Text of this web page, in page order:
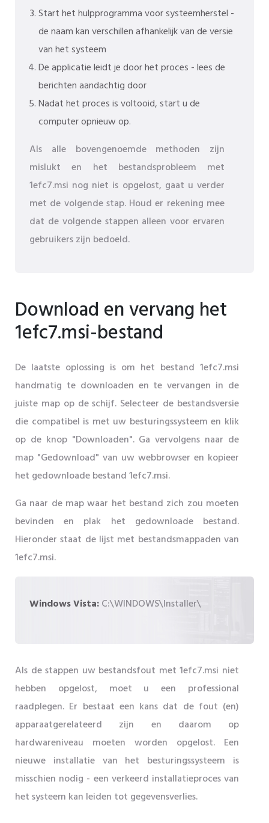
Start het hulpprogramma voor systeemherstel -
de naam kan verschillen afhankelijk van de versie
van het systeem
De applicatie leidt je door het proces - lees de
berichten aandachtig door
Nadat het proces is voltooid, start u de
computer opnieuw op.
Als alle bovengenoemde methoden zijn
mislukt en het bestandsprobleem met
1efc7.msi nog niet is opgelost, gaat u verder
met de volgende stap. Houd er rekening mee
dat de volgende stappen alleen voor ervaren
gebruikers zijn bedoeld.
Download en vervang het
1efc7.msi-bestand
De laatste oplossing is om het bestand 1efc7.msi
handmatig te downloaden en te vervangen in de
juiste map op de schijf. Selecteer de bestandsversie
die compatibel is met uw besturingssysteem en klik
op de knop "Downloaden". Ga vervolgens naar de
map "Gedownload" van uw webbrowser en kopieer
het gedownloade bestand 1efc7.msi.
Ga naar de map waar het bestand zich zou moeten
bevinden en plak het gedownloade bestand.
Hieronder staat de lijst met bestandsmappaden van
1efc7.msi.
Windows Vista:C:\WINDOWS\Installer\
Als de stappen uw bestandsfout met 1efc7.msi niet
hebben opgelost, moet u een professional
raadplegen. Er bestaat een kans dat de fout (en)
apparaatgerelateerd zijn en daarom op
hardwareniveau moeten worden opgelost. Een
nieuwe installatie van het besturingssysteem is
misschien nodig - een verkeerd installatieproces van
het systeem kan leiden tot gegevensverlies.